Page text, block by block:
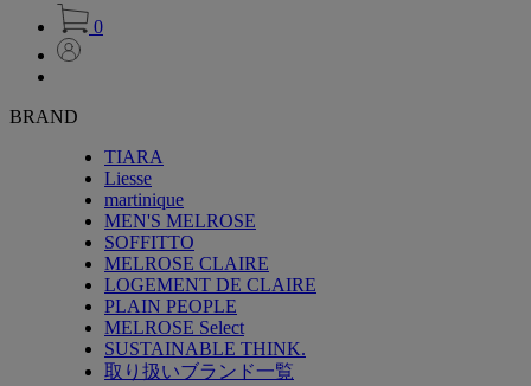
0
BRAND
TIARA
Liesse
martinique
MEN'S MELROSE
SOFFITTO
MELROSE CLAIRE
LOGEMENT DE CLAIRE
PLAIN PEOPLE
MELROSE Select
SUSTAINABLE THINK.
取り扱いブランド一覧